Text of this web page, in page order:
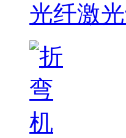
光纤激